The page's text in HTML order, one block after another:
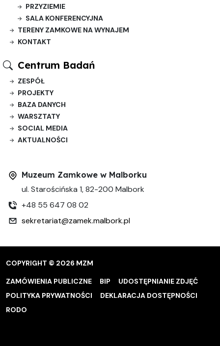
PRZYZIEMIE
SALA KONFERENCYJNA
TERENY ZAMKOWE NA WYNAJEM
KONTAKT
Centrum Badań
ZESPÓŁ
PROJEKTY
BAZA DANYCH
WARSZTATY
SOCIAL MEDIA
AKTUALNOŚCI
Muzeum Zamkowe w Malborku
ul. Starościńska 1, 82-200 Malbork
+48 55 647 08 02
sekretariat@zamek.malbork.pl
COPYRIGHT © 2026 MZM
ZAMÓWIENIA PUBLICZNE BIP
UDOSTĘPNIANIE ZDJĘĆ
POLITYKA PRYWATNOŚCI
DEKLARACJA DOSTĘPNOŚCI
RODO